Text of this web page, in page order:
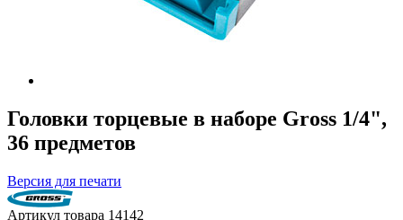
Головки торцевые в наборе Gross 1/4",
36 предметов
Версия для печати
Артикул товара 14142